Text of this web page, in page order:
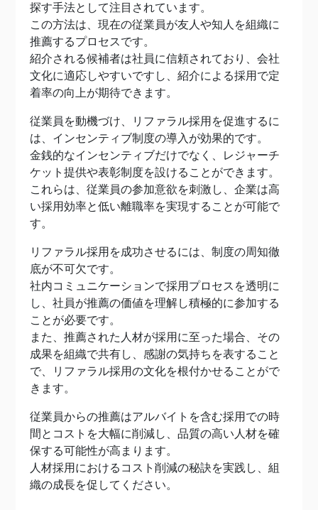
探す手法として注目されています。
この方法は、現在の従業員が友人や知人を組織に
推薦するプロセスです。
紹介される候補者は社員に信頼されており、会社
文化に適応しやすいですし、紹介による採用で定
着率の向上が期待できます。
従業員を動機づけ、リファラル採用を促進するに
は、インセンティブ制度の導入が効果的です。
金銭的なインセンティブだけでなく、レジャーチ
ケット提供や表彰制度を設けることができます。
これらは、従業員の参加意欲を刺激し、企業は高
い採用効率と低い離職率を実現することが可能で
す。
リファラル採用を成功させるには、制度の周知徹
底が不可欠です。
社内コミュニケーションで採用プロセスを透明に
し、社員が推薦の価値を理解し積極的に参加する
ことが必要です。
また、推薦された人材が採用に至った場合、その
成果を組織で共有し、感謝の気持ちを表すること
で、リファラル採用の文化を根付かせることがで
きます。
従業員からの推薦はアルバイトを含む採用での時
間とコストを大幅に削減し、品質の高い人材を確
保する可能性が高まります。
人材採用におけるコスト削減の秘訣を実践し、組
織の成長を促してください。